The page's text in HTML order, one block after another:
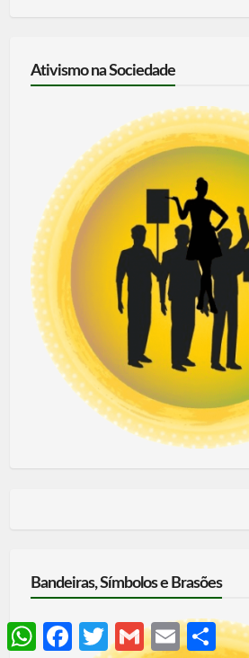
Ativismo na Sociedade
Bandeiras, Símbolos e Brasões
WhatsAppFacebookTwitterGmail Email Share